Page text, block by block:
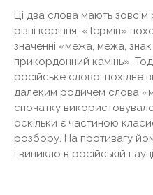
Ці два слова мають зовсім
різні коріння. «Термін»
значенні «межа, межа,
прикордонний камінь».
російське слово, похідне
далеким родичем слова
спочатку
оскільки є частиною
розбору. На противагу
і виникло в російській науці